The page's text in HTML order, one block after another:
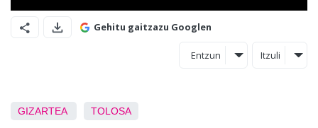
Gehitu gaitzazu Googlen
Entzun Itzuli
GIZARTEA TOLOSA